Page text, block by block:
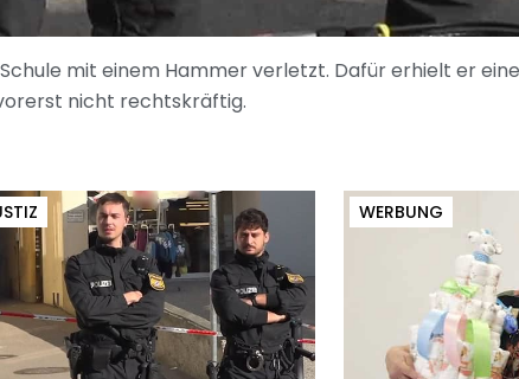
mit einem Hammer verletzt. Dafür erhielt er
nicht rechtskräftig.
WERBUNG